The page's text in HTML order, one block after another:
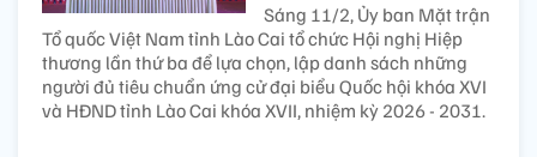
Sáng 11/2, Ủy ban Mặt trận
Tổ quốc Việt Nam tỉnh Lào Cai tổ chức Hội nghị Hiệp
thương lần thứ ba để lựa chọn, lập danh sách những
người đủ tiêu chuẩn ứng cử đại biểu Quốc hội khóa XVI
và HĐND tỉnh Lào Cai khóa XVII, nhiệm kỳ 2026 - 2031.